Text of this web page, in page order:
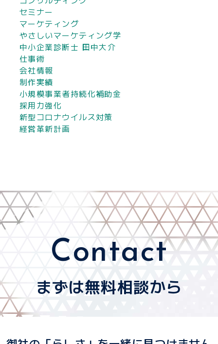
セミナー
マーケティング
やさしいマーケティング学
中小企業診断士 田中大介
仕事術
会社情報
制作実績
小規模事業者持続化補助金
採用力強化
新型コロナウイルス対策
経営革新計画
Contact
まずは無料相談から